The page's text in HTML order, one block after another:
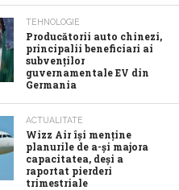
TEHNOLOGIE
Producătorii auto chinezi,
principalii beneficiari ai
subvenților
guvernamentale EV din
Germania
ACTUALITATE
Wizz Air își menține
planurile de a-și majora
capacitatea, deși a
raportat pierderi
trimestriale